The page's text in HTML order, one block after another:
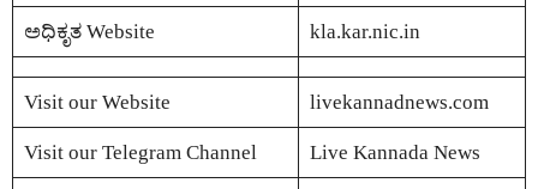
ಅಧಿಕೃತ Website kla.kar.nic.in
Visit our Website livekannadnews.com
Visit our Telegram Channel Live Kannada News